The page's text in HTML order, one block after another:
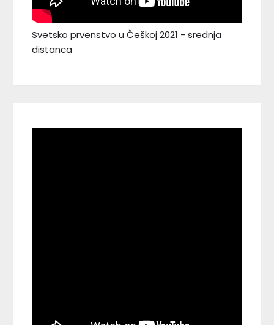
Svetsko prvenstvo u Češkoj 2021 - srednja
distanca